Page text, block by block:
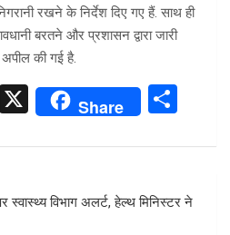
रखने के निर्देश दिए गए हैं. साथ ही
बरतने और प्रशासन द्वारा जारी
अपील की गई है.
Pi X Share
ar
e
स्वास्थ्य विभाग अलर्ट, हेल्थ मिनिस्टर ने